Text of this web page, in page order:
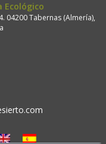
Ecológico
04200 Tabernas (Almería),